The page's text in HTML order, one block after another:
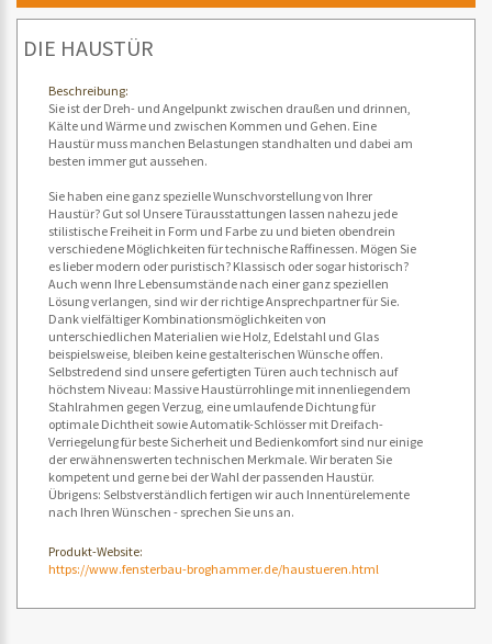
DIE HAUSTÜR
Beschreibung:
Sie ist der Dreh- und Angelpunkt zwischen draußen und drinnen,
Kälte und Wärme und zwischen Kommen und Gehen. Eine
Haustür muss manchen Belastungen standhalten und dabei am
besten immer gut aussehen.
Sie haben eine ganz spezielle Wunschvorstellung von Ihrer
Haustür? Gut so! Unsere Türausstattungen lassen nahezu jede
stilistische Freiheit in Form und Farbe zu und bieten obendrein
verschiedene Möglichkeiten für technische Raffinessen. Mögen Sie
es lieber modern oder puristisch? Klassisch oder sogar historisch?
Auch wenn Ihre Lebensumstände nach einer ganz speziellen
Lösung verlangen, sind wir der richtige Ansprechpartner für Sie.
Dank vielfältiger Kombinationsmöglichkeiten von
unterschiedlichen Materialien wie Holz, Edelstahl und Glas
beispielsweise, bleiben keine gestalterischen Wünsche offen.
Selbstredend sind unsere gefertigten Türen auch technisch auf
höchstem Niveau: Massive Haustürrohlinge mit innenliegendem
Stahlrahmen gegen Verzug, eine umlaufende Dichtung für
optimale Dichtheit sowie Automatik-Schlösser mit Dreifach-
Verriegelung für beste Sicherheit und Bedienkomfort sind nur einige
der erwähnenswerten technischen Merkmale. Wir beraten Sie
kompetent und gerne bei der Wahl der passenden Haustür.
Übrigens: Selbstverständlich fertigen wir auch Innentürelemente
nach Ihren Wünschen - sprechen Sie uns an.
Produkt-Website:
https://www.fensterbau-broghammer.de/haustueren.html